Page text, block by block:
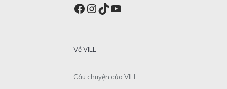
Facebook
Instagram
TikTok
YouTube
Về VILL
Câu chuyện của VILL